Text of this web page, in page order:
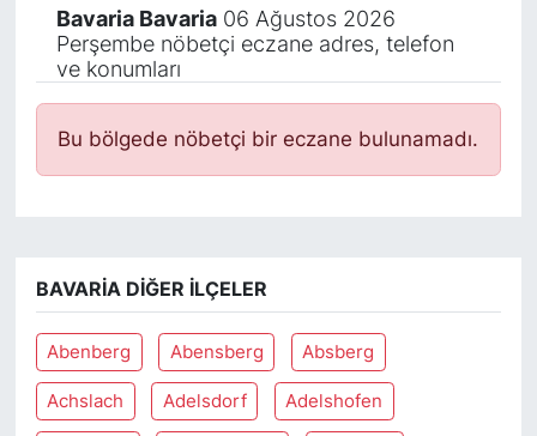
Bavaria Bavaria06 Ağustos 2026
Perşembe nöbetçi eczane adres, telefon
ve konumları
Bu bölgede nöbetçi bir eczane bulunamadı.
BAVARIA DIĞER İLÇELER
Abenberg Abensberg Absberg
Achslach Adelsdorf Adelshofen